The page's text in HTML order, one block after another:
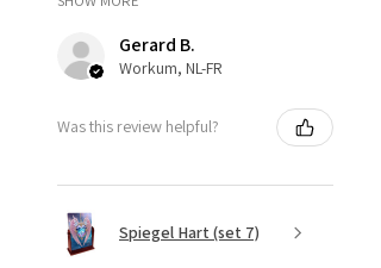
Gerard B.
Workum, NL-FR
Was this review helpful?
Spiegel Hart (set 7)